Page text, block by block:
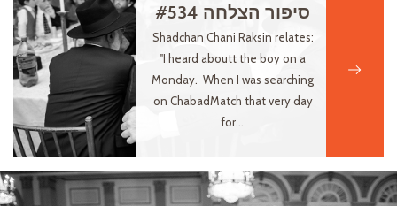
סיפור הצלחה #534
Shadchan Chani Raksin relates:
"I heard aboutt the boy on a
Monday. When I was searching
on ChabadMatch that very day
for...